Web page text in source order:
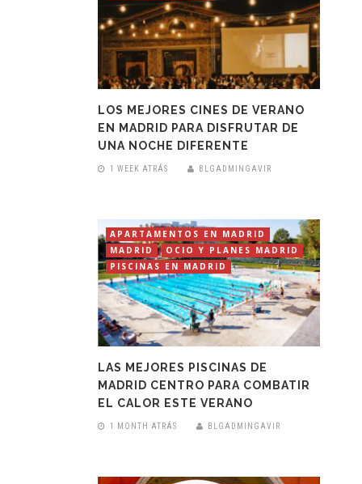
LOS MEJORES CINES DE VERANO
EN MADRID PARA DISFRUTAR DE
UNA NOCHE DIFERENTE
1 WEEK ATRÁS BLGADMINGAVIR
APARTAMENTOS EN MADRID
MADRID
OCIO Y PLANES MADRID
PISCINAS EN MADRID
LAS MEJORES PISCINAS DE
MADRID CENTRO PARA COMBATIR
EL CALOR ESTE VERANO
1 MONTH ATRÁS BLGADMINGAVIR